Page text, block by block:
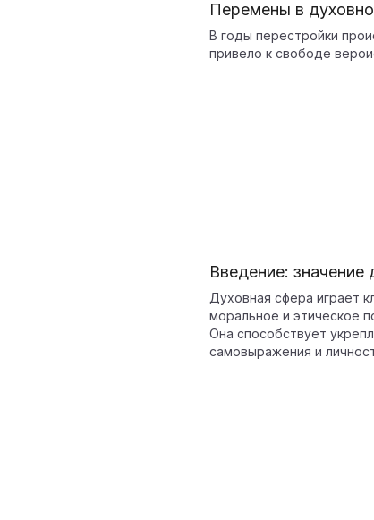
Перемены в
В годы перестройки
привело к свободе
Введение: значение
Духовная сфера играет
моральное и этическое
Она способствует
самовыражения и